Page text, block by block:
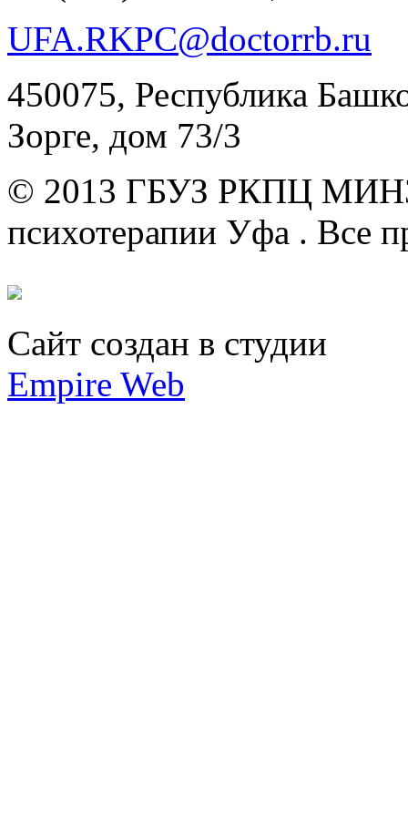
UFA.RKPC@doctorrb.ru
450075, Республика
Зорге, дом 73/3
© 2013 ГБУЗ РКПЦ
психотерапии Уфа . Все
Сайт создан в студии
Empire Web